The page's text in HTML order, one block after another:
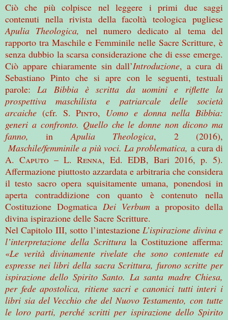
Ciò che più colpisce nel leggere i primi due saggi
contenuti nella rivista della facoltà teologica pugliese
Apulia Theologica, nel numero dedicato al tema del
rapporto tra Maschile e Femminile nelle Sacre Scritture, è
senza dubbio la scarsa considerazione che di esse emerge.
Ciò appare chiaramente sin dall’Introduzione, a cura di
Sebastiano Pinto che si apre con le seguenti, testuali
parole:La Bibbia è scritta da uomini e riflette la
prospettiva maschilista e patriarcale delle società
arcaiche (cfr. S. Pinto, Uomo e donna nella Bibbia:
generi a confronto. Quello che le donne non dicono ma
fanno, inApulia Theologica, 2 (2016),
Maschile/femminile a più voci. La problematica, a cura di
A. Caputo – L. Renna, Ed. EDB, Bari 2016, p. 5).
Affermazione piuttosto azzardata e arbitraria che considera
il testo sacro opera squisitamente umana, ponendosi in
aperta contraddizione con quanto è contenuto nella
Costituzione Dogmatica Dei Verbuma proposito della
divina ispirazione delle Sacre Scritture.
Nel Capitolo III, sotto l’intestazioneL’ispirazione divina e
l’interpretazione della Scritturala Costituzione afferma:
«Le verità divinamente rivelate che sono contenute ed
espresse nei libri della sacra Scrittura, furono scritte per
ispirazione dello Spirito Santo. La santa madre Chiesa,
per fede apostolica, ritiene sacri e canonici tutti interi i
libri sia del Vecchio che del Nuovo Testamento, con tutte
le loro parti, perché scritti per ispirazione dello Spirito